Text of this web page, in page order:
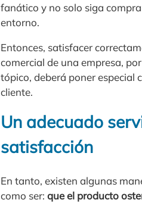
fanático y no solo siga
entorno.
Entonces, satisfacer
comercial de una empresa,
tópico, deberá poner especial
cliente.
Un adecuado
satisfacción
En tanto, existen algunas
como ser: que el producto